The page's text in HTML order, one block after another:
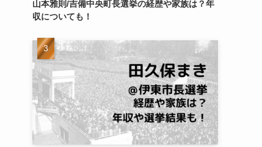
山本雅則/吉備中央町長選挙の経歴や家族は？年
収についても！